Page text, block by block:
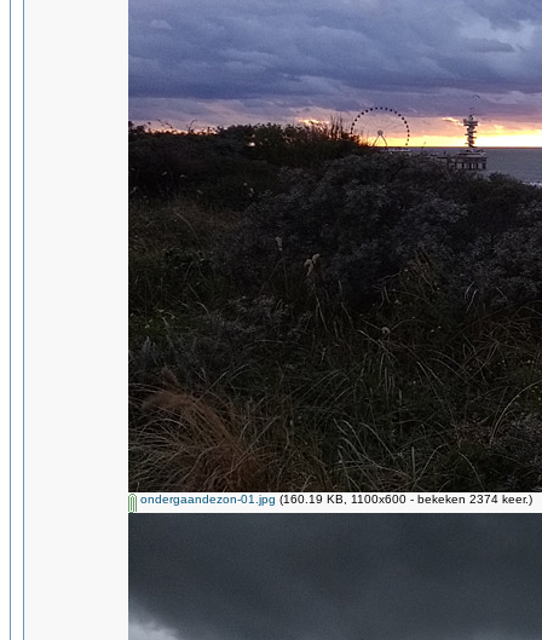
ondergaandezon-01.jpg (160.19 KB, 1100x600 - bekeken 2374 keer.)